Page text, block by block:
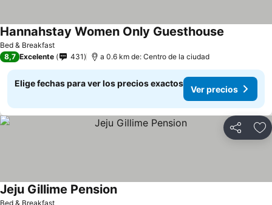
Bed & Breakfast
Hannahstay Women Only Guesthouse
8,7 Excelente 431 a 0.6 km de: Centro de la ciudad
Elige fechas para ver los precios exactos
Ver precios
Compartir
Bed & Breakfast
Jeju Gillime Pension